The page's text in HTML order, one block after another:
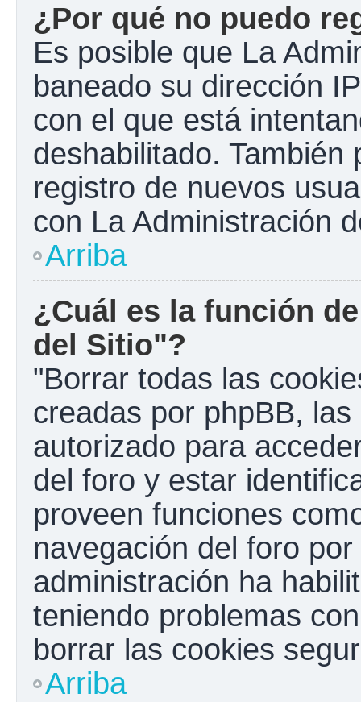
¿Por qué no puedo
Es posible que La
baneado su dirección
con el que está
deshabilitado.
registro de nuevos
con La Administración
Arriba
¿Cuál es la función
del Sitio"?
"Borrar todas las
creadas por phpBB,
autorizado para
del foro y estar
proveen funciones
navegación del foro
administración ha
teniendo problemas
borrar las cookies
Arriba